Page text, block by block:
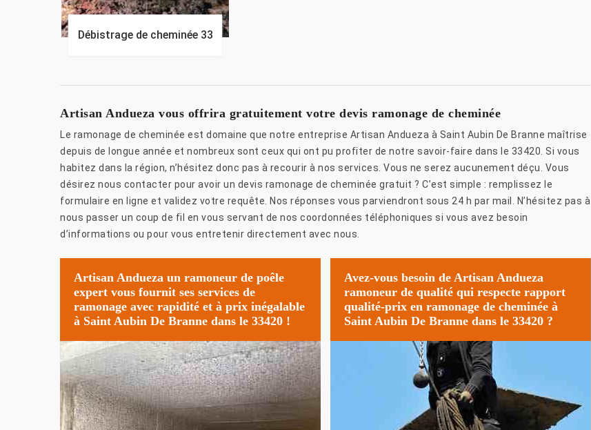
Débistrage de cheminée 33
Artisan Andueza vous offrira gratuitement votre devis ramonage de cheminée
Le ramonage de cheminée est domaine que notre entreprise Artisan Andueza à Saint Aubin De Branne maîtrise
depuis de longue année et nombreux sont ceux qui ont pu profiter de notre savoir-faire dans le 33420. Si vous
habitez dans la région, n’hésitez donc pas à recourir à nos services. Vous ne serez aucunement déçu. Vous
désirez nous contacter pour avoir un devis ramonage de cheminée gratuit ? C’est simple : remplissez le
formulaire en ligne et validez votre requête. Nos réponses vous parviendront sous 24 h par mail. N’hésitez pas à
nous passer un coup de fil en vous servant de nos coordonnées téléphoniques si vous avez besoin
d’informations ou pour vous entretenir directement avec nous.
Artisan Andueza un ramoneur de poêle
expert vous fournit ses services de
ramonage avec rapidité et à prix inégalable
à Saint Aubin De Branne dans le 33420 !
Avez-vous besoin de Artisan Andueza
ramoneur de qualité qui respecte rapport
qualité-prix en ramonage de cheminée à
Saint Aubin De Branne dans le 33420 ?